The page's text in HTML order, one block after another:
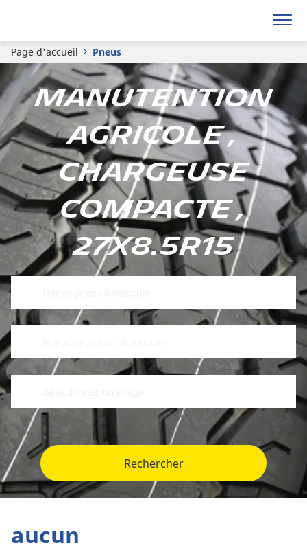
Page d'accueil Pneus
Manutention
Agricole ,
Chargeuse
compacte ,
27x8.5R15
Rechercher
aucun